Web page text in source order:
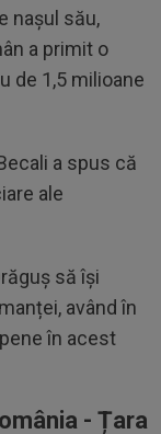
nașul său,
a primit o
de 1,5 milioane
a spus că
ale
să își
având în
în acest
- Țara